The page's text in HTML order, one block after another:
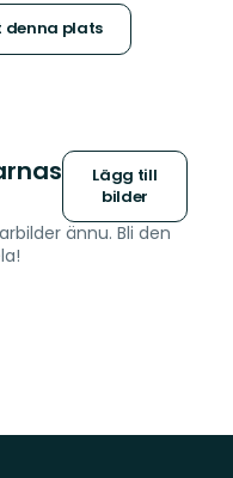
denna plats
Lägg till
bilder
ännu. Bli den